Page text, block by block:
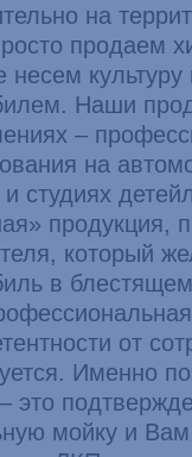
на
продаем
несем
Наши
–
на
и студиях
продукция,
который
в
от
Именно
это
мойку и Вам